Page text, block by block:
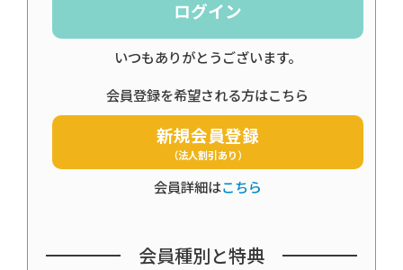
ログイン
いつもありがとうございます。
会員登録を希望される方はこちら
新規会員登録
（法人割引あり）
会員詳細はこちら
会員種別と特典